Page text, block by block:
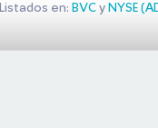
Listados en: BVCy NYSE